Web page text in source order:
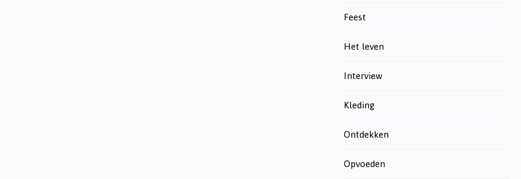
Feest
Het leven
Interview
Kleding
Ontdekken
Opvoeden